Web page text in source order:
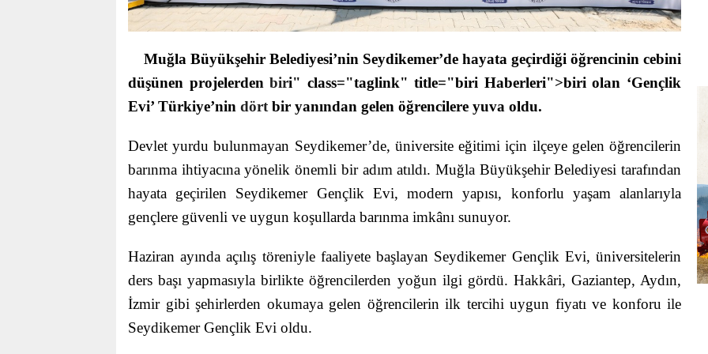
Muğla Büyükşehir Belediyesi’nin Seydikemer’de hayata geçirdiği öğrencinin cebini
düşünen projelerdenbiri" class="taglink" title="biri Haberleri">biri olan ‘Gençlik
Evi’ Türkiye’nin dört bir yanından gelen öğrencilere yuva oldu.
Devlet yurdu bulunmayan Seydikemer’de, üniversite eğitimi için ilçeye gelen öğrencilerin
barınma ihtiyacına yönelik önemli bir adım atıldı. Muğla Büyükşehir Belediyesi tarafından
hayata geçirilen Seydikemer Gençlik Evi, modern yapısı, konforlu yaşam alanlarıyla
gençlere güvenli ve uygun koşullarda barınma imkânı sunuyor.
Haziran ayında açılış töreniyle faaliyete başlayan Seydikemer Gençlik Evi, üniversitelerin
ders başı yapmasıyla birlikte öğrencilerden yoğun ilgi gördü. Hakkâri, Gaziantep, Aydın,
İzmir gibi şehirlerden okumaya gelen öğrencilerin ilk tercihi uygun fiyatı ve konforu ile
Seydikemer Gençlik Evi oldu.